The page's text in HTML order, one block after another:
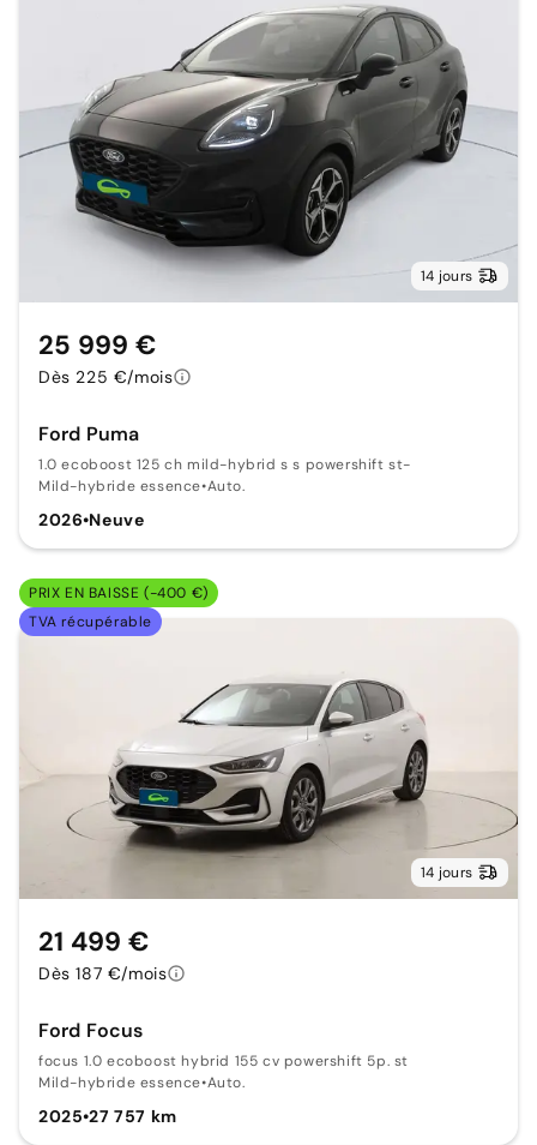
14 jours
Ford Puma
1.0 ecoboost 125 ch mild-hybrid s s powershift st-
Mild-hybride essence•Auto.
2026•Neuve
25 999 €
Dès 225 €/mois
PRIX EN BAISSE (-400 €)
TVA récupérable
14 jours
Ford Focus
focus 1.0 ecoboost hybrid 155 cv powershift 5p. st
Mild-hybride essence•Auto.
2025•27 757 km
21 499 €
Dès 187 €/mois